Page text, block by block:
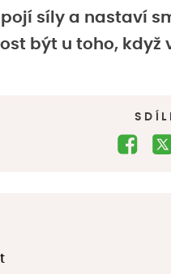
síly a nastaví
být u toho, když